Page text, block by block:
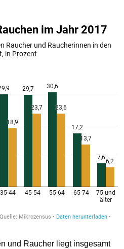
und Raucher liegt insgesamt